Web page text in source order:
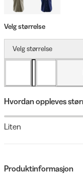
Velg størrelse
Velg størrelse
Hvordan oppleves
Liten
Produktinformasjon